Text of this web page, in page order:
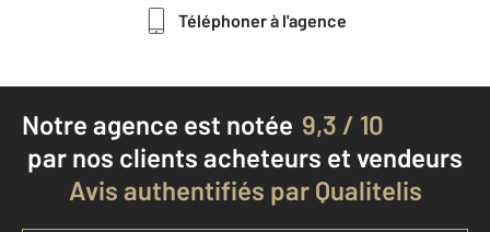
Téléphoner à l'agence
Notre agence est notée 9,3 / 10
par nos clients acheteurs et vendeurs
Avis authentifiés par Qualitelis